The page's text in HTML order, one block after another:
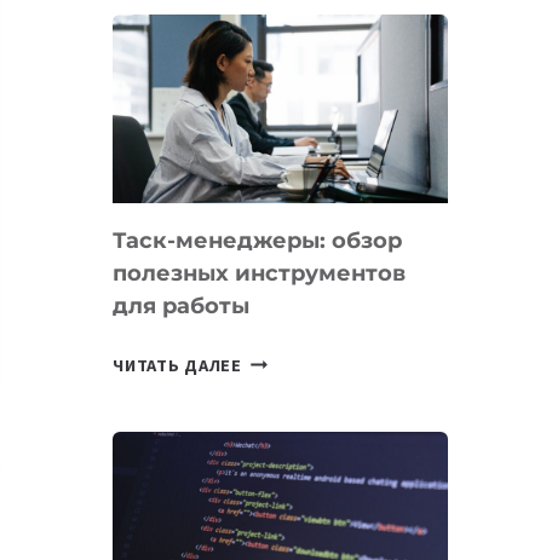
НОВЫЕ
ПРЕДМЕТЫ
ПО
ИСКУССТВЕННОМУ
ИНТЕЛЛЕКТУ
Таск-менеджеры: обзор
полезных инструментов
для работы
ЧИТАТЬ ДАЛЕЕ ТАСК-
ПОЛЕЗНЫХ
ИНСТРУМЕНТОВ
ДЛЯ
РАБОТЫ